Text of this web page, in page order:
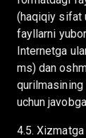
(haqiqiy sifat
fayllarni
Internetga
ms) dan
uchun
4.5.